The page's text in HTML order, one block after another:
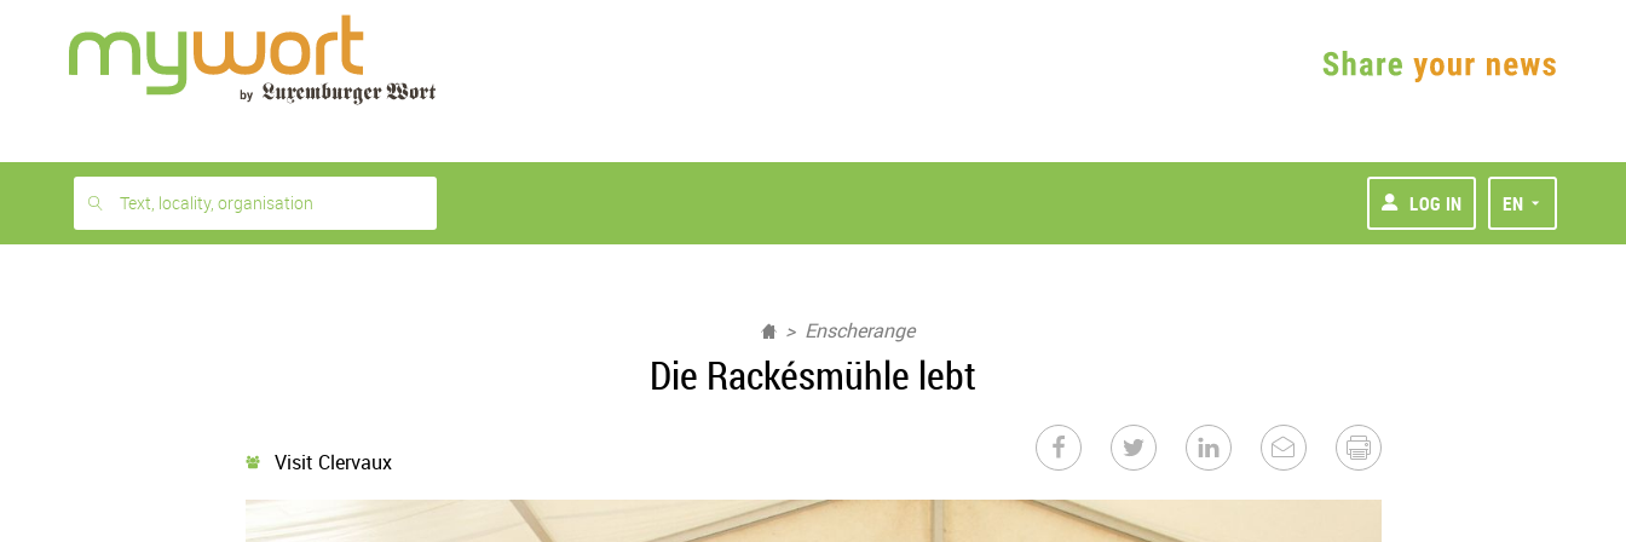
month
free
Text, locality, organisation LOG IN EN
Enscherange
Die Rackésmühle lebt
Visit Clervaux